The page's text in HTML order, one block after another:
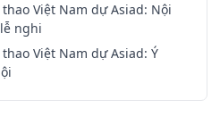
Việt Nam dự Asiad: Nội
nghi
Việt Nam dự Asiad: Ý